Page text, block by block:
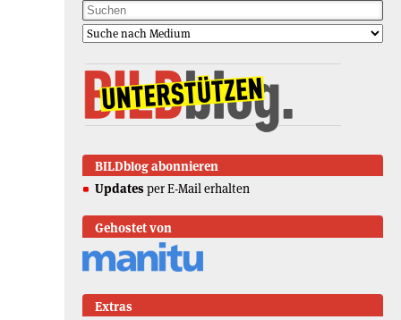
BILDblog abonnieren
Updates per E-Mail erhalten
Gehostet von
Extras